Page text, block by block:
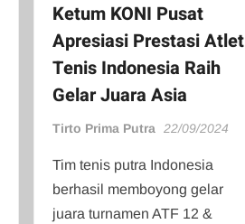
Ketum KONI Pusat
Apresiasi Prestasi Atlet
Tenis Indonesia Raih
Gelar Juara Asia
Tirto Prima Putra 22/09/2024
Tim tenis putra Indonesia
berhasil memboyong gelar
juara turnamen ATF 12 &